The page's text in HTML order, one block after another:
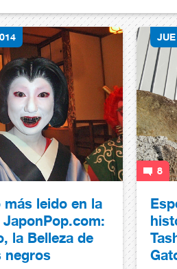
más leido en la
la Belleza de
negros
8